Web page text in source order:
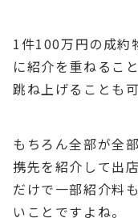
1件100万円の成約
に紹介を重ねるこ
跳ね上げることも
もちろん全部が全
携先を紹介して出
だけで一部紹介料
いことですよね。